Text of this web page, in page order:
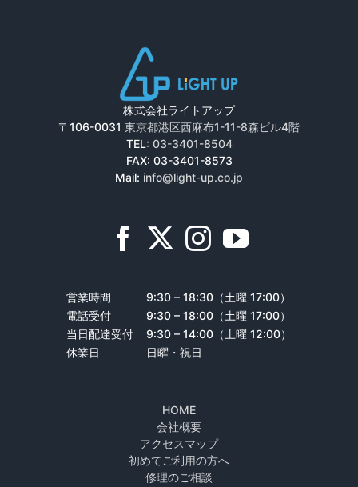
株式会社ライトアップ
〒106-0031 東京都港区西麻布1-11-8森ビル4階
TEL: 03-3401-8504
FAX: 03-3401-8573
Mail: info@light-up.co.jp
営業時間
9:30 – 18:30（土曜 17:00）
電話受付
9:30 – 18:00（土曜 17:00）
当日配達受付
9:30 – 14:00（土曜 12:00）
休業日
日曜・祝日
HOME
会社概要
アクセスマップ
初めてご利用の方へ
修理のご相談